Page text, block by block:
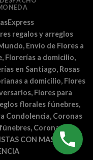
regalos y arreglos
Envío de Flores a
Florerías a domicilio,
en Santiago, Rosas
a domicilio, Flores
Flores para
florales fúnebres,
Condolencia, Coronas
Coronas de
CON MAS DE 25